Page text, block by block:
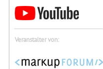
Veranstalter von: